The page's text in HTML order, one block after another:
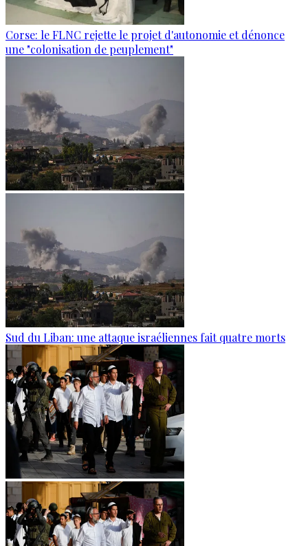
Corse: le FLNC rejette le projet d'autonomie et dénonce
une "colonisation de peuplement"
Sud du Liban: une attaque israéliennes fait quatre morts